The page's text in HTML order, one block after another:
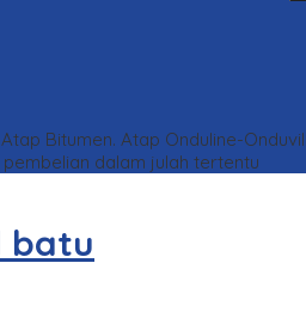
Atap Bitumen. Atap Onduline-
dalam julah tertentu
batu